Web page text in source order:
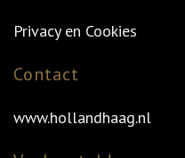
Privacy en Cookies
Contact
www.hollandhaag.nl